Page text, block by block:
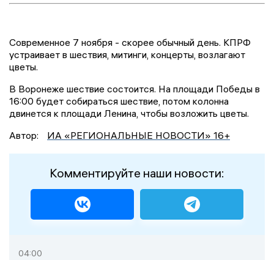
Современное 7 ноября - скорее обычный день. КПРФ
устраивает в шествия, митинги, концерты, возлагают
цветы.
В Воронеже шествие состоится. На площади Победы в
16:00 будет собираться шествие, потом колонна
двинется к площади Ленина, чтобы возложить цветы.
Автор:
ИА «РЕГИОНАЛЬНЫЕ НОВОСТИ» 16+
Комментируйте наши новости:
04:00